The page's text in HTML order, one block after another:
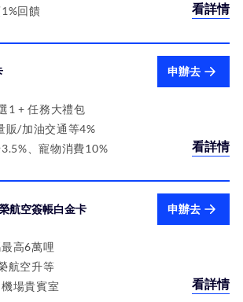
回饋
看詳情
申辦去
1 + 任務大禮包
販/加油交通等4%
、寵物消費10%
看詳情
航空簽帳白金卡 申辦去
高6萬哩
航空升等
場貴賓室
看詳情